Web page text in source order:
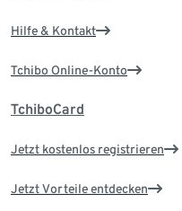
Hilfe & Kontakt
Tchibo Online-Konto
TchiboCard
Jetzt kostenlos registrieren
Jetzt Vorteile entdecken